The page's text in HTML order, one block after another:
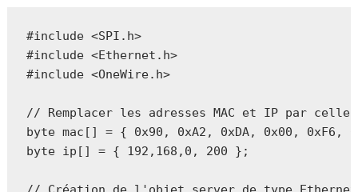
#include <SPI.h>
#include <Ethernet.h>
#include <OneWire.h>
// Remplacer les adresses MAC et IP par
byte mac[] = { 0x90, 0xA2, 0xDA, 0x00, 0xF6,
byte ip[] = { 192,168,0, 200 };